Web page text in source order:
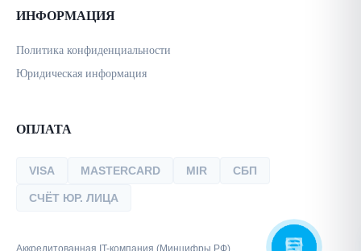
ИНФОРМАЦИЯ
Политика конфиденциальности
Юридическая информация
ОПЛАТА
VISA MASTERCARD MIR СБП
СЧЁТ ЮР. ЛИЦА
Аккредитованная IT-компания (Минцифры РФ)